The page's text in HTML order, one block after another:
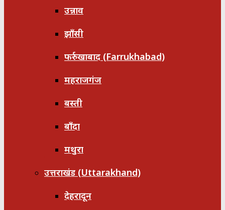
उन्नाव
झाँसी
फर्रुखाबाद (Farrukhabad)
महराजगंज
बस्ती
बाँदा
मथुरा
उत्तराखंड (Uttarakhand)
देहरादून